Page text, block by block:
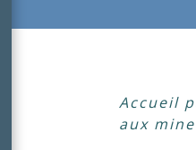
Accueil
aux